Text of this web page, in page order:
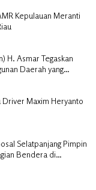
Kepulauan Meranti
H. Asmar Tegaskan
Daerah yang
Driver Maxim Heryanto
Selatpanjang Pimpin
Bendera di